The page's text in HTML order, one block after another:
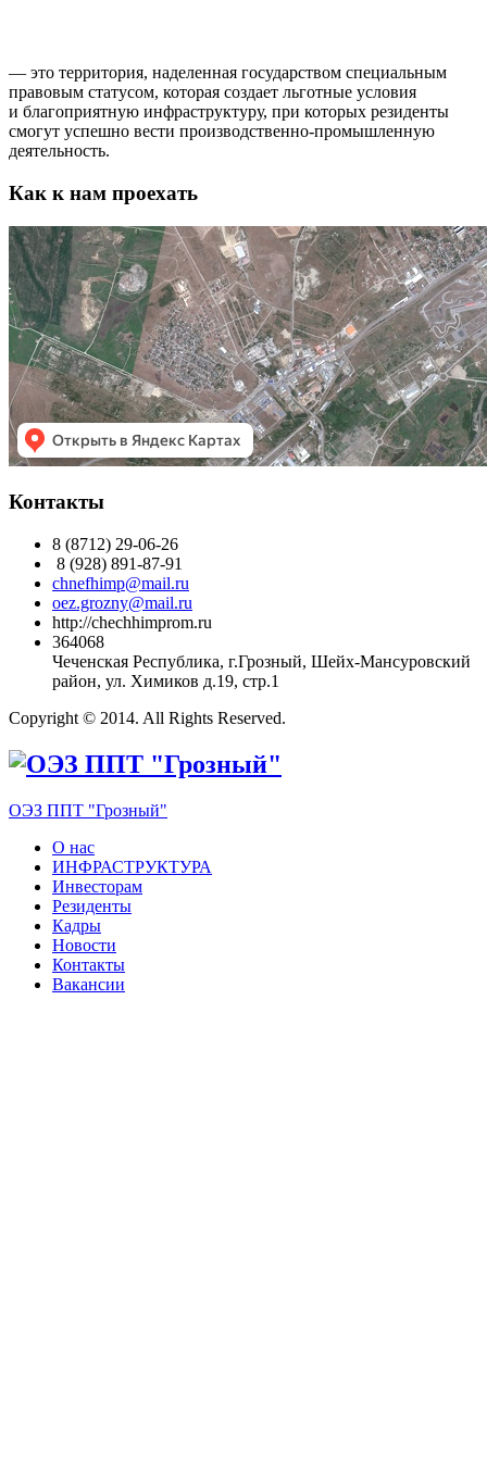
— это территория, наделенная государством специальным
правовым статусом, которая создает льготные условия
и благоприятную инфраструктуру, при которых резиденты
смогут успешно вести производственно-промышленную
деятельность.
Как к нам проехать
Контакты
8 (8712) 29-06-26
8 (928) 891-87-91
chnefhimp@mail.ru
oez.grozny@mail.ru
http://chechhimprom.ru
364068
Чеченская Республика, г.Грозный, Шейх-Мансуровский
район, ул. Химиков д.19, стр.1
Copyright © 2014. All Rights Reserved.
ОЭЗ ППТ "Грозный"
О нас
ИНФРАСТРУКТУРА
Инвесторам
Резиденты
Кадры
Новости
Контакты
Вакансии